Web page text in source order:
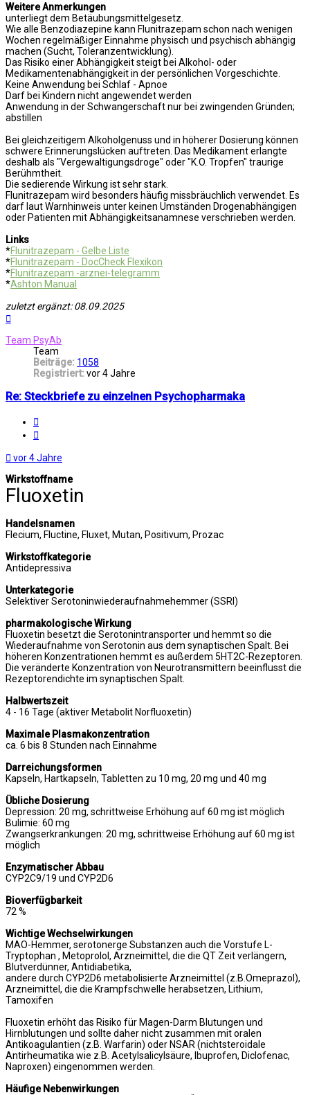
Weitere Anmerkungen
unterliegt dem Betäubungsmittelgesetz.
Wie alle Benzodiazepine kann Flunitrazepam schon nach wenigen
Wochen regelmäßiger Einnahme physisch und psychisch abhängig
machen (Sucht, Toleranzentwicklung).
Das Risiko einer Abhängigkeit steigt bei Alkohol- oder
Medikamentenabhängigkeit in der persönlichen Vorgeschichte.
Keine Anwendung bei Schlaf - Apnoe
Darf bei Kindern nicht angewendet werden
Anwendung in der Schwangerschaft nur bei zwingenden Gründen;
abstillen
Bei gleichzeitigem Alkoholgenuss und in höherer Dosierung können
schwere Erinnerungslücken auftreten. Das Medikament erlangte
deshalb als "Vergewaltigungsdroge" oder "K.O. Tropfen" traurige
Berühmtheit.
Die sedierende Wirkung ist sehr stark.
Flunitrazepam wird besonders häufig missbräuchlich verwendet. Es
darf laut Warnhinweis unter keinen Umständen Drogenabhängigen
oder Patienten mit Abhängigkeitsanamnese verschrieben werden.
Links
*Flunitrazepam - Gelbe Liste
*Flunitrazepam - DocCheck Flexikon
*Flunitrazepam -arznei-telegramm
*Ashton Manual
zuletzt ergänzt: 08.09.2025
Team PsyAb
Team
Beiträge: 1058
Registriert: vor 4 Jahre
Re: Steckbriefe zu einzelnen Psychopharmaka
vor 4 Jahre
Wirkstoffname
Fluoxetin
Handelsnamen
Flecium, Fluctine, Fluxet, Mutan, Positivum, Prozac
Wirkstoffkategorie
Antidepressiva
Unterkategorie
Selektiver Serotoninwiederaufnahmehemmer (SSRI)
pharmakologische Wirkung
Fluoxetin besetzt die Serotonintransporter und hemmt so die
Wiederaufnahme von Serotonin aus dem synaptischen Spalt. Bei
höheren Konzentrationen hemmt es außerdem 5HT2C-Rezeptoren.
Die veränderte Konzentration von Neurotransmittern beeinflusst die
Rezeptorendichte im synaptischen Spalt.
Halbwertszeit
4 - 16 Tage (aktiver Metabolit Norfluoxetin)
Maximale Plasmakonzentration
ca. 6 bis 8 Stunden nach Einnahme
Darreichungsformen
Kapseln, Hartkapseln, Tabletten zu 10 mg, 20 mg und 40 mg
Übliche Dosierung
Depression: 20 mg, schrittweise Erhöhung auf 60 mg ist möglich
Bulimie: 60 mg
Zwangserkrankungen: 20 mg, schrittweise Erhöhung auf 60 mg ist
möglich
Enzymatischer Abbau
CYP2C9/19 und CYP2D6
Bioverfügbarkeit
72 %
Wichtige Wechselwirkungen
MAO-Hemmer, serotonerge Substanzen auch die Vorstufe L-
Tryptophan , Metoprolol, Arzneimittel, die die QT Zeit verlängern,
Blutverdünner, Antidiabetika,
andere durch CYP2D6 metabolisierte Arzneimittel (z.B.Omeprazol),
Arzneimittel, die die Krampfschwelle herabsetzen, Lithium,
Tamoxifen
Fluoxetin erhöht das Risiko für Magen-Darm Blutungen und
Hirnblutungen und sollte daher nicht zusammen mit oralen
Antikoagulantien (z.B. Warfarin) oder NSAR (nichtsteroidale
Antirheumatika wie z.B. Acetylsalicylsäure, Ibuprofen, Diclofenac,
Naproxen) eingenommen werden.
Häufige Nebenwirkungen